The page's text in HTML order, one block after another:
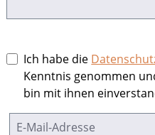
Ich habe die
Kenntnis genommen
bin mit ihnen